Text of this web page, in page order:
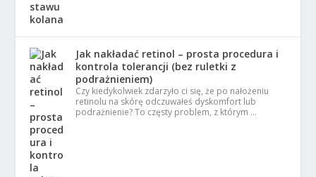
Jak nakładać retinol – prosta procedura i
kontrola tolerancji (bez ruletki z
podrażnieniem)
Czy kiedykolwiek zdarzyło ci się, że po nałożeniu
retinolu na skórę odczuwałeś dyskomfort lub
podrażnienie? To częsty problem, z którym …